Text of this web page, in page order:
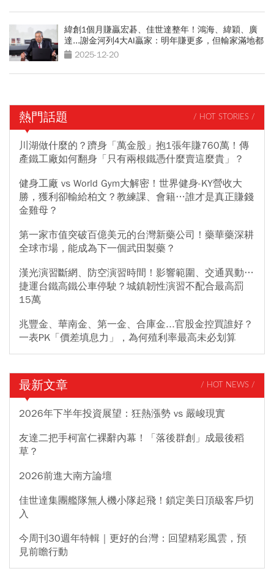
緯創1個月賺贏宏碁、佳世達整年！鴻海、緯穎、廣
達...謝金河列4大AI贏家：明年賺更多，但輸家滿地都
是 2025-12-20
熱門話題 / HOT STORIES /
川湖做什麼的？躋身「萬金股」抱1張年賺760萬！傳
產鐵工廠如何翻身「只有兩根鐵憑什麼賣這麼貴」？
健身工廠 vs World Gym大解密！世界健身-KY營收大
勝，獲利卻輸給柏文？教練課、會籍…誰才是真正賺錢
金雞母？
第一家市值突破百億美元的台灣新藥公司！藥華藥深耕
全球市場，能成為下一個武田製藥？
漢光演習斷網、防空演習時間！影響範圍、交通異動…
捷運台鐵高鐵公車停駛？城鎮韌性演習不配合最高罰
15萬
兆豐金、華南金、第一金、合庫金...官股金控買誰好？
一表PK「價差填息力」，為何殖利率最高未必划算
最新文章 / HOT NEWS /
2026年下半年投資展望：狂熱漲勢 vs 嚴峻現實
友達二把手柯富仁裸辭內幕！「落後群創」成最後稻
草？
2026前進大南方論壇
佳世達集團艦隊無人機小隊起飛！鎖定美日頂級客戶切
入
今周刊30週年特輯｜更好的台灣：回望精彩風雲，預
見前瞻行動